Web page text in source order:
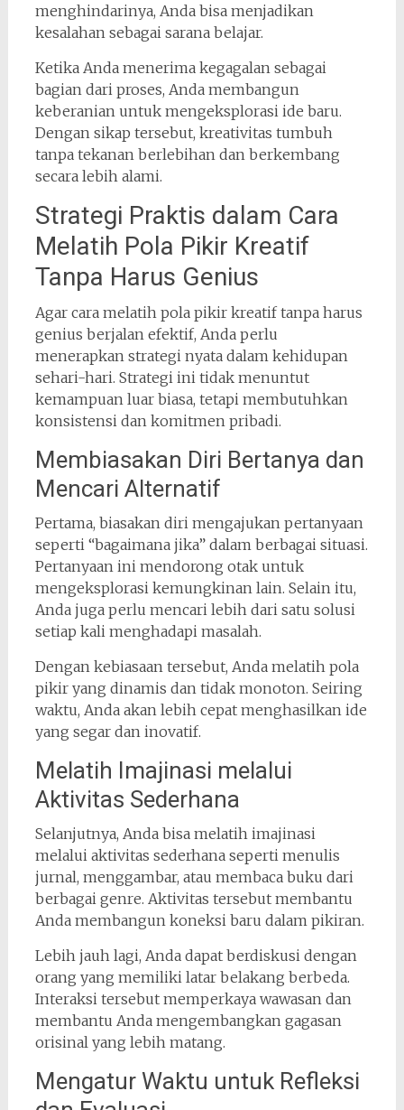
menghindarinya, Anda bisa menjadikan
kesalahan sebagai sarana belajar.
Ketika Anda menerima kegagalan sebagai
bagian dari proses, Anda membangun
keberanian untuk mengeksplorasi ide baru.
Dengan sikap tersebut, kreativitas tumbuh
tanpa tekanan berlebihan dan berkembang
secara lebih alami.
Strategi Praktis dalam Cara
Melatih Pola Pikir Kreatif
Tanpa Harus Genius
Agar cara melatih pola pikir kreatif tanpa harus
genius berjalan efektif, Anda perlu
menerapkan strategi nyata dalam kehidupan
sehari-hari. Strategi ini tidak menuntut
kemampuan luar biasa, tetapi membutuhkan
konsistensi dan komitmen pribadi.
Membiasakan Diri Bertanya dan
Mencari Alternatif
Pertama, biasakan diri mengajukan pertanyaan
seperti “bagaimana jika” dalam berbagai situasi.
Pertanyaan ini mendorong otak untuk
mengeksplorasi kemungkinan lain. Selain itu,
Anda juga perlu mencari lebih dari satu solusi
setiap kali menghadapi masalah.
Dengan kebiasaan tersebut, Anda melatih pola
pikir yang dinamis dan tidak monoton. Seiring
waktu, Anda akan lebih cepat menghasilkan ide
yang segar dan inovatif.
Melatih Imajinasi melalui
Aktivitas Sederhana
Selanjutnya, Anda bisa melatih imajinasi
melalui aktivitas sederhana seperti menulis
jurnal, menggambar, atau membaca buku dari
berbagai genre. Aktivitas tersebut membantu
Anda membangun koneksi baru dalam pikiran.
Lebih jauh lagi, Anda dapat berdiskusi dengan
orang yang memiliki latar belakang berbeda.
Interaksi tersebut memperkaya wawasan dan
membantu Anda mengembangkan gagasan
orisinal yang lebih matang.
Mengatur Waktu untuk Refleksi